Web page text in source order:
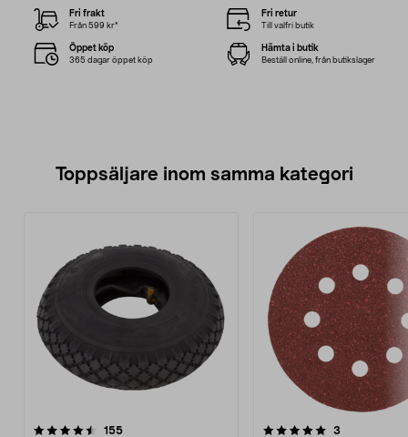
Fri frakt
Från 599 kr*
Fri retur
Till valfri butik
Öppet köp
365 dagar öppet köp
Hämta i butik
Beställ online, från butikslager
Toppsäljare inom samma kategori
155recensioner
5.0 av 5 stjärnor 3
4.0 av 5 stjärnor